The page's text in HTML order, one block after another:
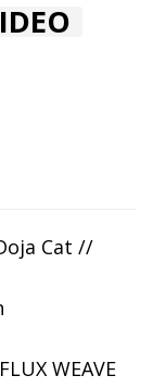
Cat //
WEAVE